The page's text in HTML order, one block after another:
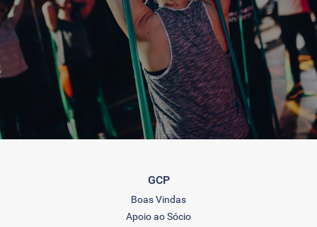
GCP
Boas Vindas
Apoio ao Sócio